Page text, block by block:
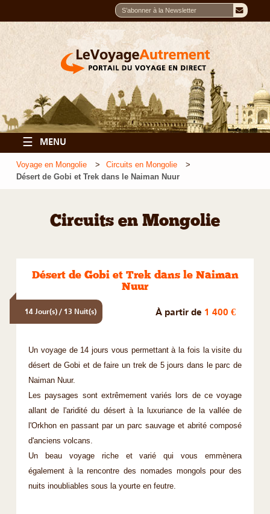
☰ MENU
Voyage en Mongolie
Circuits en Mongolie
Désert de Gobi et Trek dans le Naiman Nuur
Circuits en Mongolie
Désert de Gobi et Trek dans le Naiman
Nuur
14 Jour(s) / 13 Nuit(s) À partir de 1 400 €
Un voyage de 14 jours vous permettant à la fois la visite du
désert de Gobi et de faire un trek de 5 jours dans le parc de
Naiman Nuur.
Les paysages sont extrêmement variés lors de ce voyage
allant de l'aridité du désert à la luxuriance de la vallée de
l'Orkhon en passant par un parc sauvage et abrité composé
d'anciens volcans.
Un beau voyage riche et varié qui vous emmènera
également à la rencontre des nomades mongols pour des
nuits inoubliables sous la yourte en feutre.